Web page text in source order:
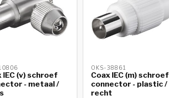
IEC (v) schroef
- metaal /
OKS-38861
Coax IEC (m) schroef
connector - plastic /
recht